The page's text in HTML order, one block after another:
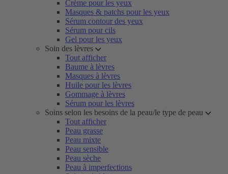
Crème pour les yeux
Masques & patchs pour les yeux
Sérum contour des yeux
Sérum pour cils
Gel pour les yeux
Soin des lèvres
Tout afficher
Baume à lèvres
Masques à lèvres
Huile pour les lèvres
Gommage à lèvres
Sérum pour les lèvres
Soins selon les besoins de la peau/le type de peau
Tout afficher
Peau grasse
Peau mixte
Peau sensible
Peau sèche
Peau à imperfections